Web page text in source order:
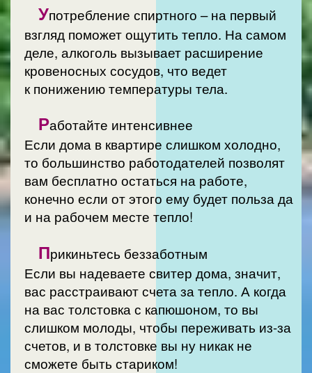
Употребление спиртного – на первый
взгляд поможет ощутить тепло. На самом
деле, алкоголь вызывает расширение
кровеносных сосудов, что ведет
к понижению температуры тела.
Работайте интенсивнее
Если дома в квартире слишком холодно,
то большинство работодателей позволят
вам бесплатно остаться на работе,
конечно если от этого ему будет польза да
и на рабочем месте тепло!
Прикиньтесь беззаботным
Если вы надеваете свитер дома, значит,
вас расстраивают счета за тепло. А когда
на вас толстовка с капюшоном, то вы
слишком молоды, чтобы переживать из-за
счетов, и в толстовке вы ну никак не
сможете быть стариком!